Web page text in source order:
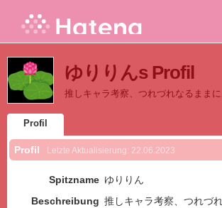
ゆりりんs Profil
推しキャラ考察、つれづれなるままに
Profil
Profil Letzte Aktualisierung: 22.06.2023
Spitzname ゆりりん
Beschreibung 推しキャラ考察、つれづ